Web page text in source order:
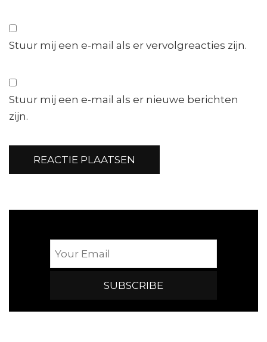
Stuur mij een e-mail als er vervolgreacties zijn.
Stuur mij een e-mail als er nieuwe berichten
zijn.